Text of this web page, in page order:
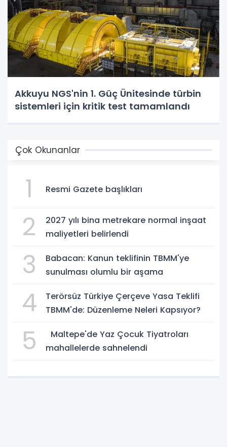
Akkuyu NGS'nin 1. Güç Ünitesinde türbin
sistemleri için kritik test tamamlandı
Çok Okunanlar
1 Resmi Gazete başlıkları
2
2027 yılı bina metrekare normal inşaat
maliyetleri belirlendi
3
Babacan: Kanun teklifinin TBMM'ye
sunulması olumlu bir aşama
4
Terörsüz Türkiye Çerçeve Yasa Teklifi
TBMM'de: Düzenleme Neleri Kapsıyor?
5
Maltepe'de Yaz Çocuk Tiyatroları
mahallelerde sahnelendi